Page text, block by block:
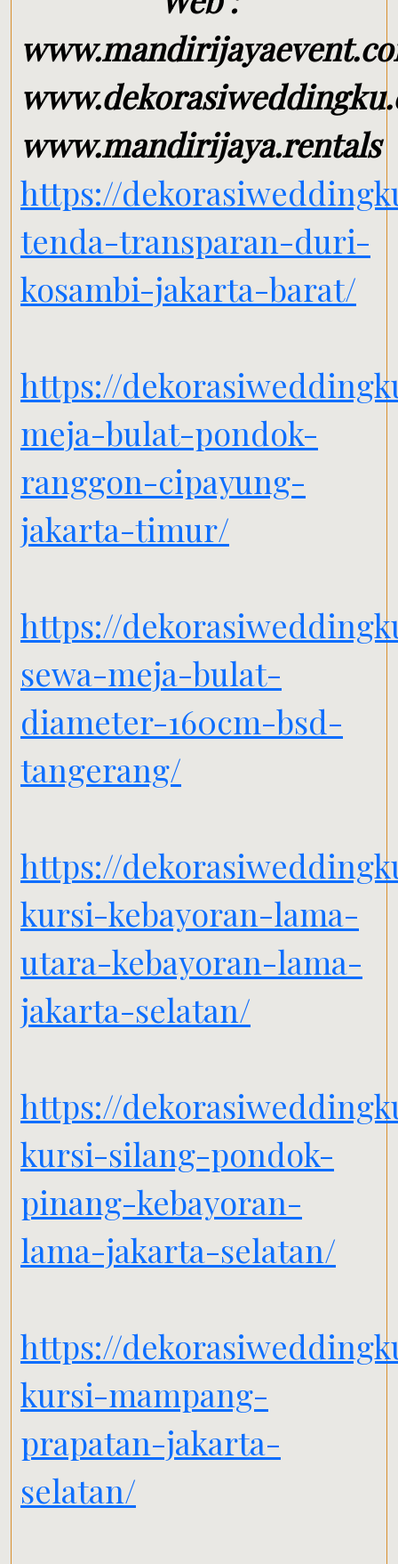
www.mandirijaya.rentals
https://
tenda-transparan-duri-
kosambi-jakarta-barat/
https://
meja-bulat-pondok-
ranggon-cipayung-
jakarta-timur/
https://
sewa-meja-bulat-
diameter-160cm-bsd-
tangerang/
https://
kursi-kebayoran-lama-
utara-kebayoran-lama-
jakarta-selatan/
https://
kursi-silang-pondok-
pinang-kebayoran-
lama-jakarta-selatan/
https://
kursi-mampang-
prapatan-jakarta-
selatan/